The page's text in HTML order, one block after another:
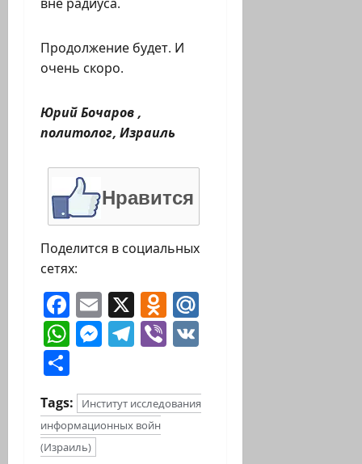
Продолжение будет. И
очень скоро.
Юрий Бочаров ,
политолог, Израиль
Нравится
Поделится в социальных
сетях:
Facebook
Email
X Odnoklassniki
WhatsApp
Messenger
Telegram
Viber
Tags:
Институт исследования
информационных войн
(Израиль)